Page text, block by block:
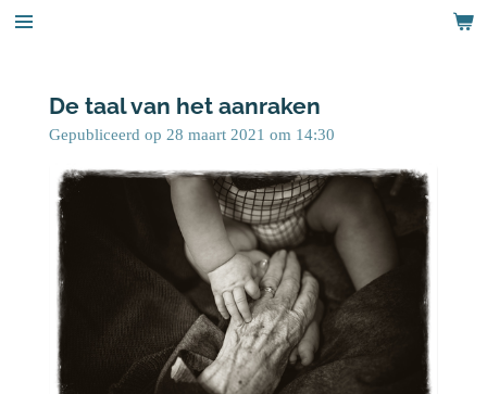
Ga
hoofdinhoud
De taal van het aanraken
Gepubliceerd op 28 maart 2021 om 14:30